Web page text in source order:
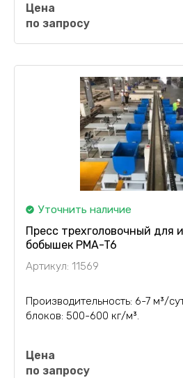
Цена
по запросу
Уточнить наличие
Пресс трехголовочный для
бобышек PMA-T6
Артикул: 11569
Производительность: 6-7 м³/
блоков: 500-600 кг/м³.
Цена
по запросу